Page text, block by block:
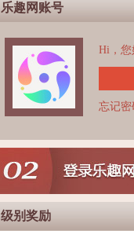
乐趣网账号
Hi，您
忘记密
级别奖励